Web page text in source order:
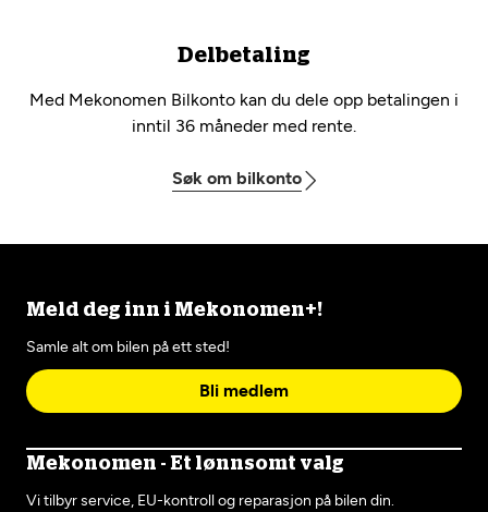
Delbetaling
Med Mekonomen Bilkonto kan du dele opp betalingen i
inntil 36 måneder med rente.
Søk om bilkonto
Meld deg inn i Mekonomen+!
Samle alt om bilen på ett sted!
Bli medlem
Mekonomen - Et lønnsomt valg
Vi tilbyr service, EU-kontroll og reparasjon på bilen din.